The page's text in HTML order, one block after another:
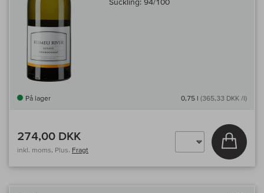
På lager 0,75 l (365,33 DKK /l)
274,00 DKK
inkl. moms, Plus. Fragt
Læg i